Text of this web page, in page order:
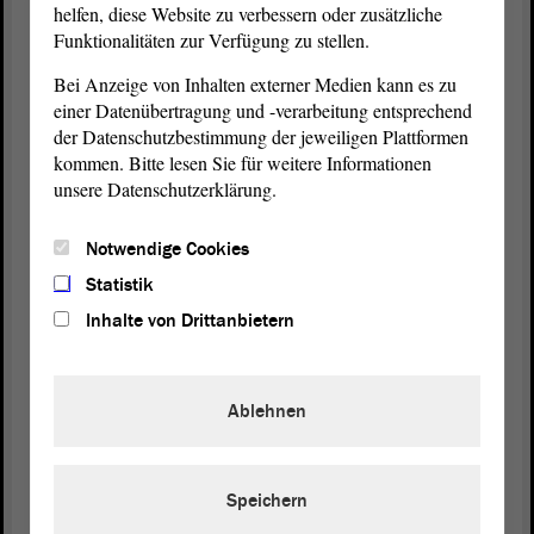
Dr. Hans-Thomas Tillschneider (AfD):
Ja, eine Zwischenintervention.
Vizepräsidentin Anne-Marie Keding:
Dr. Hans-Thomas Tillschneider (AfD):
einfach daher, dass dieserAntrag
helfen, diese Website zu verbessern oder zusätzliche
Funktionalitäten zur Verfügung zu stellen.
Bei Anzeige von Inhalten externer Medien kann es zu
einer Datenübertragung und -verarbeitung entsprechend
der Datenschutzbestimmung der jeweiligen Plattformen
kommen. Bitte lesen Sie für weitere Informationen
unsere Datenschutzerklärung.
Notwendige Cookies
Statistik
Inhalte von Drittanbietern
Ablehnen
Speichern